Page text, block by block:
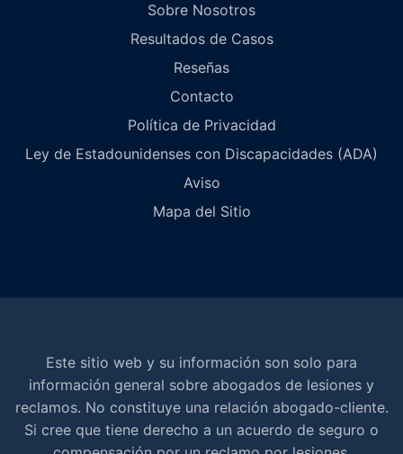
Sobre Nosotros
Resultados de Casos
Reseñas
Contacto
Política de Privacidad
Ley de Estadounidenses con Discapacidades (ADA)
Aviso
Mapa del Sitio
Este sitio web y su información son solo para
información general sobre abogados de lesiones y
reclamos. No constituye una relación abogado-cliente.
Si cree que tiene derecho a un acuerdo de seguro o